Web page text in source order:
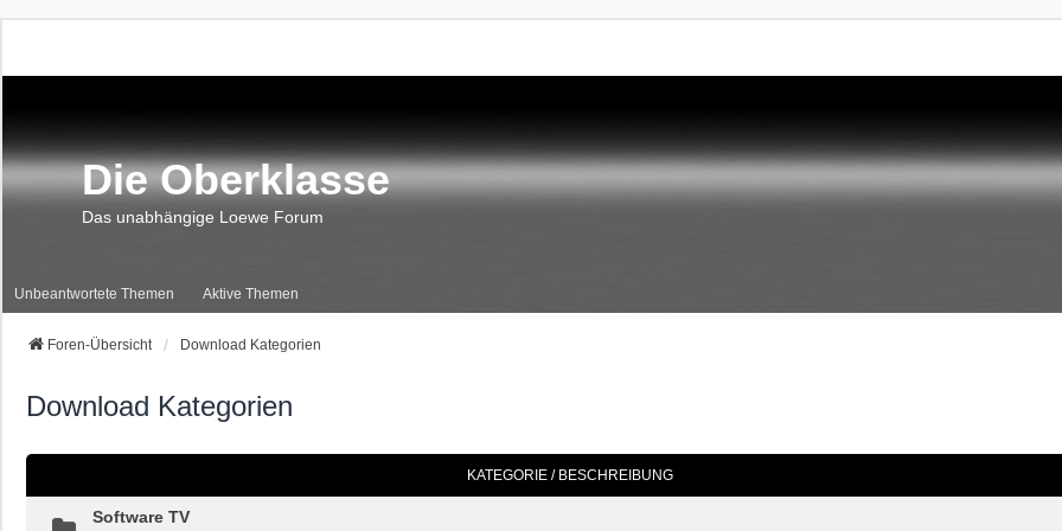
Die Oberklasse
Das unabhängige Loewe Forum
Unbeantwortete Themen Aktive Themen
Foren-Übersicht Download Kategorien
Download Kategorien
KATEGORIE / BESCHREIBUNG
Software TV